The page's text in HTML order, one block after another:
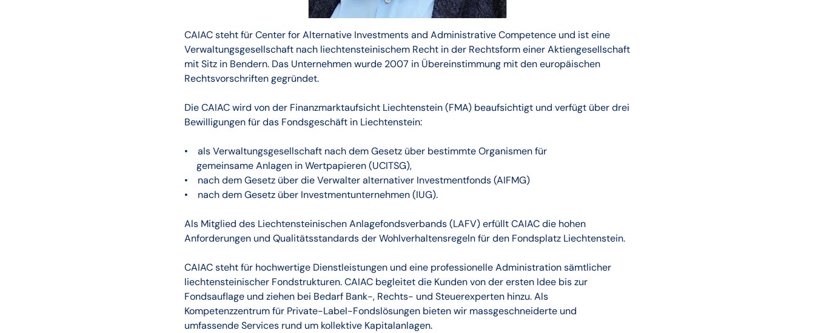
CAIAC steht für Center for Alternative Investments and Administrative Competence und ist eine
Verwaltungsgesellschaft nach liechtensteinischem Recht in der Rechtsform einer Aktiengesellschaft
mit Sitz in Bendern. Das Unternehmen wurde 2007 in Übereinstimmung mit den europäischen
Rechtsvorschriften gegründet.
Die CAIAC wird von der Finanzmarktaufsicht Liechtenstein (FMA) beaufsichtigt und verfügt über drei
Bewilligungen für das Fondsgeschäft in Liechtenstein:
• als Verwaltungsgesellschaft nach dem Gesetz über bestimmte Organismen für
gemeinsame Anlagen in Wertpapieren (UCITSG),
• nach dem Gesetz über die Verwalter alternativer Investmentfonds (AIFMG)
• nach dem Gesetz über Investmentunternehmen (IUG).
Als Mitglied des Liechtensteinischen Anlagefondsverbands (LAFV) erfüllt CAIAC die hohen
Anforderungen und Qualitätsstandards der Wohlverhaltensregeln für den Fondsplatz Liechtenstein.
CAIAC steht für hochwertige Dienstleistungen und eine professionelle Administration sämtlicher
liechtensteinischer Fondstrukturen. CAIAC begleitet die Kunden von der ersten Idee bis zur
Fondsauflage und ziehen bei Bedarf Bank-, Rechts- und Steuerexperten hinzu. Als
Kompetenzzentrum für Private-Label-Fondslösungen bieten wir massgeschneiderte und
umfassende Services rund um kollektive Kapitalanlagen.